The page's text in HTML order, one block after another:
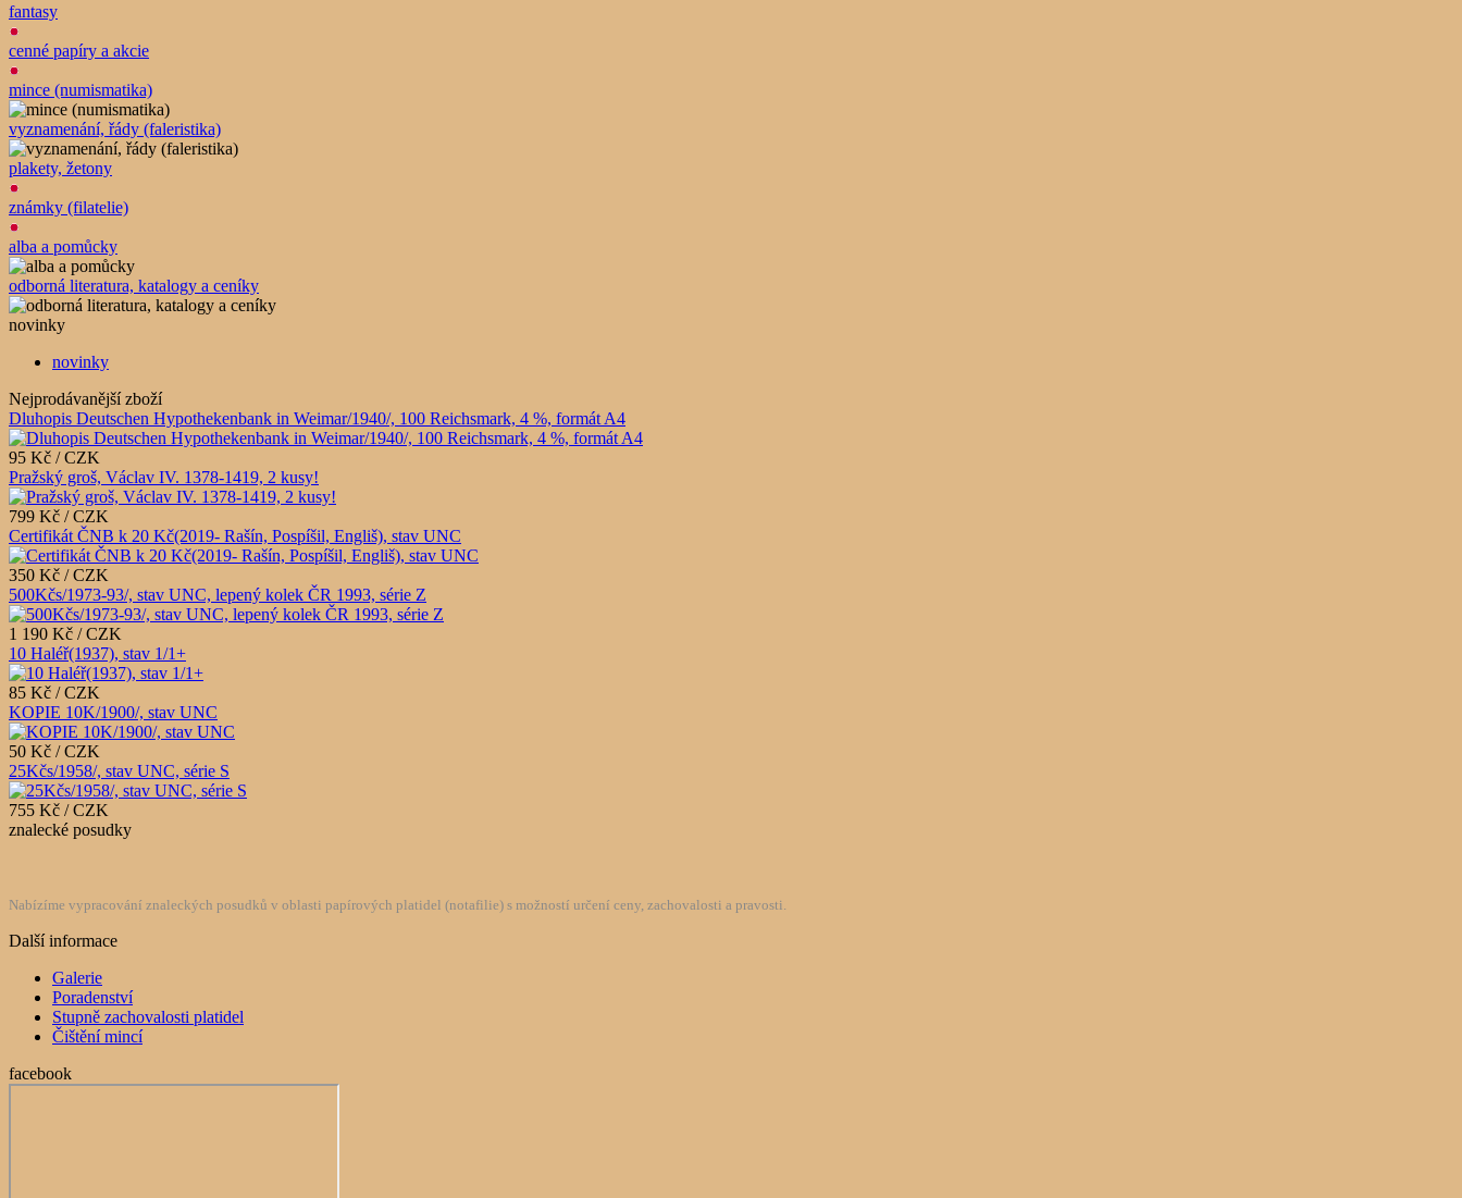
fantasy
cenné papíry a akcie
mince (numismatika)
vyznamenání, řády (faleristika)
plakety, žetony
známky (filatelie)
alba a pomůcky
odborná literatura, katalogy a ceníky
novinky
novinky
Nejprodávanější zboží
Dluhopis Deutschen Hypothekenbank in Weimar/1940/, 100 Reichsmark, 4 %, formát A4
95 Kč / CZK
Pražský groš, Václav IV. 1378-1419, 2 kusy!
799 Kč / CZK
Certifikát ČNB k 20 Kč(2019- Rašín, Pospíšil, Engliš), stav UNC
350 Kč / CZK
500Kčs/1973-93/, stav UNC, lepený kolek ČR 1993, série Z
1 190 Kč / CZK
10 Haléř(1937), stav 1/1+
85 Kč / CZK
KOPIE 10K/1900/, stav UNC
50 Kč / CZK
25Kčs/1958/, stav UNC, série S
755 Kč / CZK
znalecké posudky
Nabízíme vypracování znaleckých posudků v oblasti papírových platidel (notafilie) s možností určení ceny, zachovalosti a pravosti.
Další informace
Galerie
Poradenství
Stupně zachovalosti platidel
Čištění mincí
facebook